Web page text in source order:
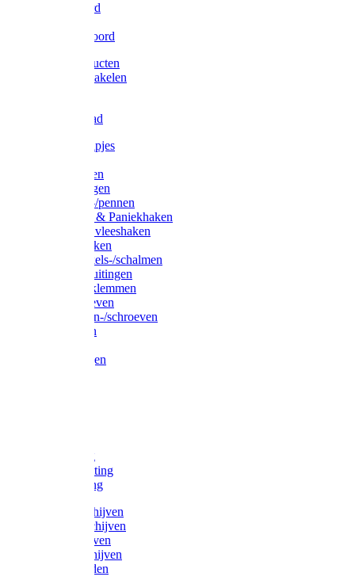
Metselkoord
Elastisch koord
Afdekproducten
Heffen en takelen
Waslijndraad
Simplexknipjes
Sleutelringen
Gelaste ringen
Borgveren-/pennen
Musketons & Paniekhaken
S-haken & vleeshaken
Karabijnhaken
Noodschakels-/schalmen
Harp-/D-sluitingen
Staaldraadklemmen
Spanschroeven
Ringmoeren-/schroeven
Puntkousen
Aanlegringen
Voetketting
Scheepsketting
Victorketting
Afbraamschijven
Doorslijpschijven
Lamelschijven
Diamantschijven
Laselektroden